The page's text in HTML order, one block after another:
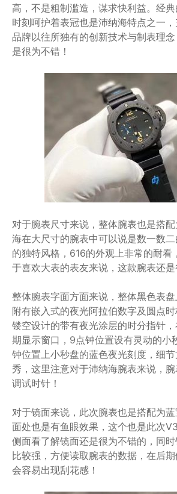
高，不是粗制滥造，谋求快利益。经典
时刻呵护着表冠也是沛纳海特点之一
品牌以往所独有的创新技术与制表理
是很为不错！
对于腕表尺寸来说，整体腕表也是搭
海在大尺寸的腕表中可以说是数一数
的独特风格，616的外观上非常的耐看
于喜欢大表的表友来说，这款腕表还是
整体腕表字面方面来说，整体黑色表盘
附有嵌入式的夜光阿拉伯数字及圆点
镂空设计的带有夜光涂层的时分指针
期显示窗口，9点钟位置设有灵动的小
钟位置上小秒盘的蓝色夜光刻度，细
秀，这里注意对于沛纳海腕表来说，
调试时针！
对于镜面来说，此次腕表也是搭配为
面处也是有鱼眼效果，这个也是此次
侧面看了解镜面还是很为不错的，同
比较强，方便读取腕表的数据，在后
会容易出现刮花感！